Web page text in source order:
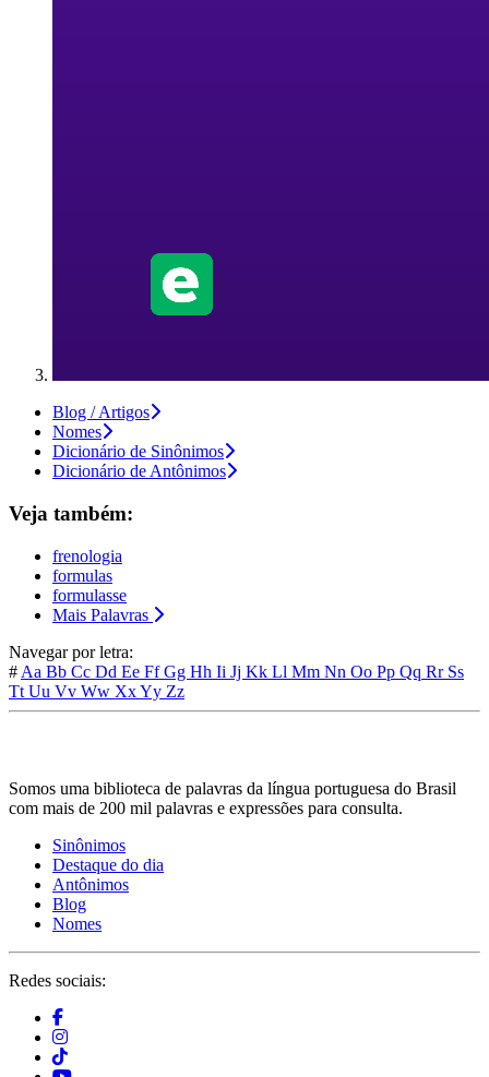
Blog / Artigos
Nomes
Dicionário de Sinônimos
Dicionário de Antônimos
Veja também:
frenologia
formulas
formulasse
Mais Palavras
Navegar por letra:
# Aa Bb Cc Dd Ee FfGg Hh Ii Jj Kk Ll Mm Nn Oo Pp Qq Rr Ss
Tt Uu Vv Ww XxYy Zz
Somos uma biblioteca de palavras da língua portuguesa do Brasil
com mais de 200 mil palavras e expressões para consulta.
Sinônimos
Destaque do dia
Antônimos
Blog
Nomes
Redes sociais: